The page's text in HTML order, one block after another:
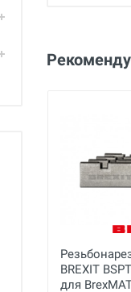
Вес
BREXIT
для